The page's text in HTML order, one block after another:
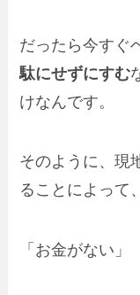
だったら今すぐ
駄にせずにすむ
けなんです。
そのように、現
ることによって、
「お金がない」